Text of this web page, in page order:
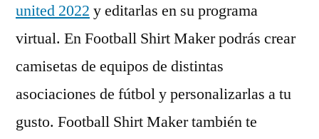
united 2022 y editarlas en su programa
virtual. En Football Shirt Maker podrás crear
camisetas de equipos de distintas
asociaciones de fútbol y personalizarlas a tu
gusto. Football Shirt Maker también te